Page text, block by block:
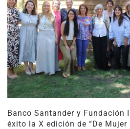
Banco Santander y Fundación
éxito la X edición de “De Mujer